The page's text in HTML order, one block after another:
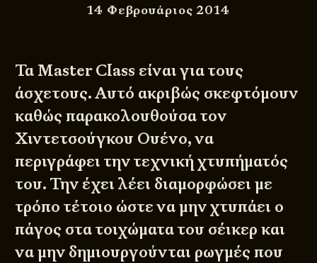
14 Φεβρουάριος 2014
Τα Master Class είναι για τους
άσχετους. Αυτό ακριβώς σκεφτόμουν
καθώς παρακολουθούσα τον
Χιντετσούγκου Ουένο, να
περιγράφει την τεχνική χτυπήματός
του. Την έχει λέει διαμορφώσει με
τρόπο τέτοιο ώστε να μην χτυπάει ο
πάγος στα τοιχώματα του σέικερ και
να μην δημιουργούνται ρωγμές που